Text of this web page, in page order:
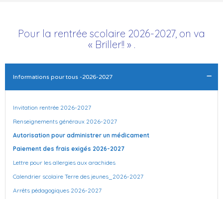
Pour la rentrée scolaire 2026-2027, on va
« Briller!! » .
Informations pour tous -2026-2027
Invitation rentrée 2026-2027
Renseignements généraux 2026-2027
Autorisation pour administrer un médicament
Paiement des frais exigés 2026-2027
Lettre pour les allergies aux arachides
Calendrier scolaire Terre des jeunes_2026-2027
Arrêts pédagogiques 2026-2027